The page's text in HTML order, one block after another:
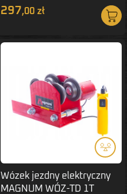
297,00 zł
Wózek jezdny elektryczny
MAGNUM WÓZ-TD 1T